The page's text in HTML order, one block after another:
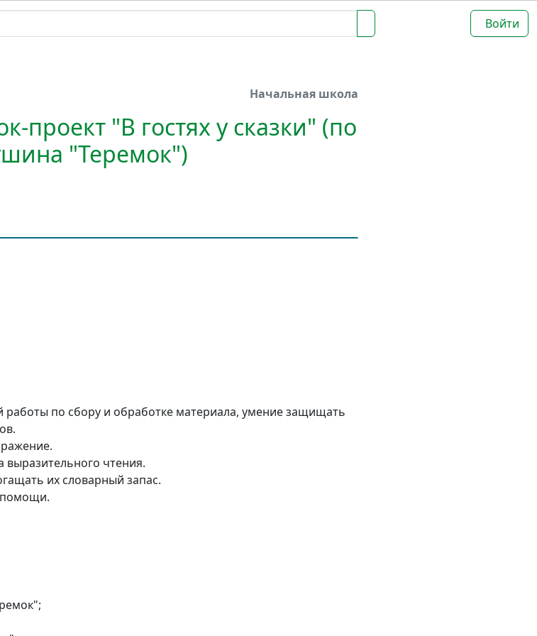
Войти
Начальная школа
проект "В гостях у сказки" (по
"Теремок")
по сбору и обработке материала, умение защищать
чтения.
их словарный запас.